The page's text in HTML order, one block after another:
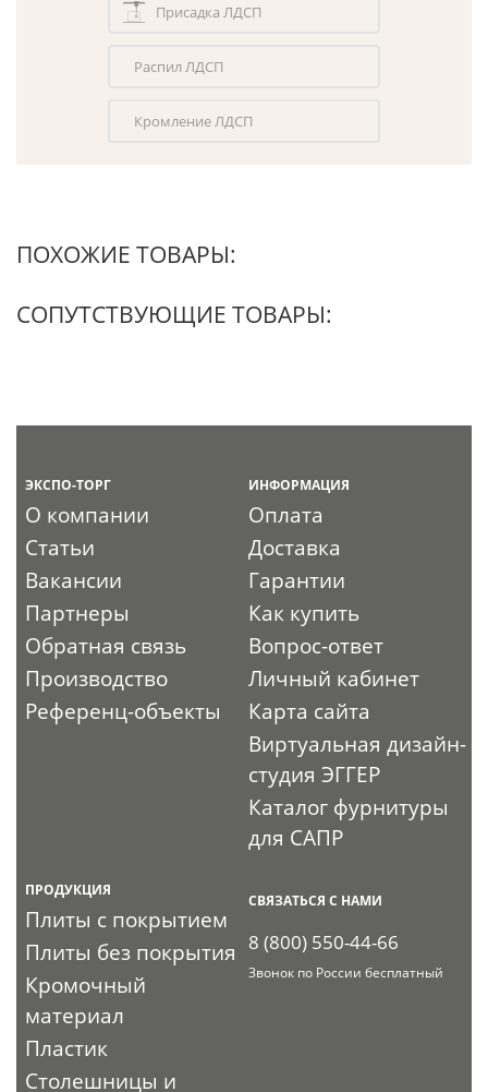
Присадка ЛДСП
Распил ЛДСП
Кромление ЛДСП
ПОХОЖИЕ ТОВАРЫ:
СОПУТСТВУЮЩИЕ ТОВАРЫ:
ЭКСПО-ТОРГ
О компании
Статьи
Вакансии
Партнеры
Обратная связь
Производство
Референц-объекты
ИНФОРМАЦИЯ
Оплата
Доставка
Гарантии
Как купить
Вопрос-ответ
Личный кабинет
Карта сайта
Виртуальная дизайн-
студия ЭГГЕР
Каталог фурнитуры
для САПР
ПРОДУКЦИЯ
Плиты с покрытием
Плиты без покрытия
Кромочный
материал
Пластик
Столешницы и
СВЯЗАТЬСЯ С НАМИ
8 (800) 550-44-66
Звонок по России бесплатный